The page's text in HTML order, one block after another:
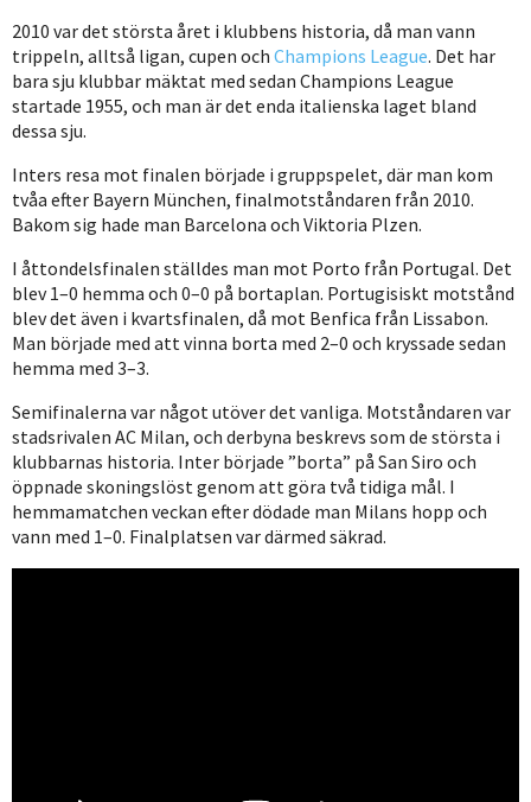
2010 var det största året i klubbens historia, då man vann
trippeln, alltså ligan, cupen och Champions League. Det har
bara sju klubbar mäktat med sedan Champions League
startade 1955, och man är det enda italienska laget bland
dessa sju.
Inters resa mot finalen började i gruppspelet, där man kom
tvåa efter Bayern München, finalmotståndaren från 2010.
Bakom sig hade man Barcelona och Viktoria Plzen.
I åttondelsfinalen ställdes man mot Porto från Portugal. Det
blev 1–0 hemma och 0–0 på bortaplan. Portugisiskt motstånd
blev det även i kvartsfinalen, då mot Benfica från Lissabon.
Man började med att vinna borta med 2–0 och kryssade sedan
hemma med 3–3.
Semifinalerna var något utöver det vanliga. Motståndaren var
stadsrivalen AC Milan, och derbyna beskrevs som de största i
klubbarnas historia. Inter började ”borta” på San Siro och
öppnade skoningslöst genom att göra två tidiga mål. I
hemmamatchen veckan efter dödade man Milans hopp och
vann med 1–0. Finalplatsen var därmed säkrad.